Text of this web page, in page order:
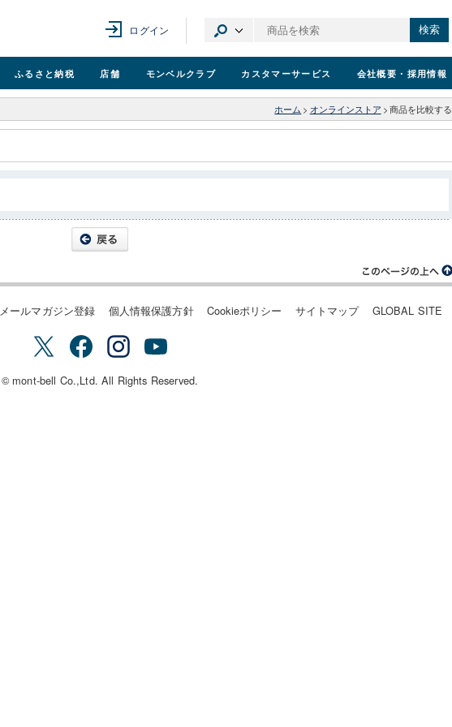
ログイン 検索
ふるさと納税 店舗 モンベルクラブ カスタマーサービス 会社概要 ・採用情報
ホーム > オンラインストア > 商品を比較する
メールマガジン登録 個人情報保護方針 Cookieポリシー サイトマップ GLOBAL SITE
© mont-bell Co.,Ltd. All Rights Reserved.